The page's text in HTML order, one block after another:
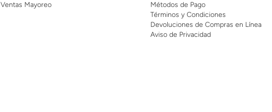
Ventas Mayoreo
Métodos de Pago
Términos y Condiciones
Devoluciones de Compras en Línea
Aviso de Privacidad